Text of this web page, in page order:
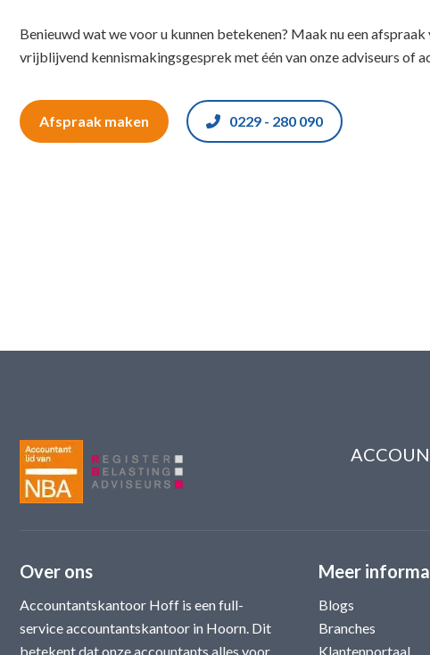
Benieuwd wat we voor u kunnen betekenen? Maak nu een
vrijblijvend kennismakingsgesprek met één van onze adviseurs of
Afspraak maken 0229 - 280 090
Over ons
Accountantskantoor Hoff is een full-
service accountantskantoor in Hoorn. Dit
betekent dat onze accountants alles voor
Meer
Blogs
Branches
Klantenportaal